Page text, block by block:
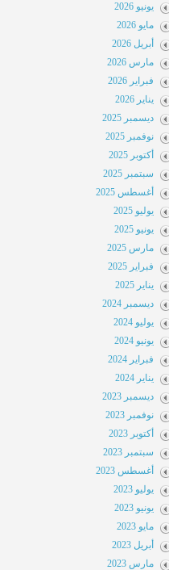
يونيو 2026
مايو 2026
أبريل 2026
مارس 2026
فبراير 2026
يناير 2026
ديسمبر 2025
نوفمبر 2025
أكتوبر 2025
سبتمبر 2025
أغسطس 2025
يوليو 2025
يونيو 2025
مارس 2025
فبراير 2025
يناير 2025
ديسمبر 2024
يوليو 2024
يونيو 2024
فبراير 2024
يناير 2024
ديسمبر 2023
نوفمبر 2023
أكتوبر 2023
سبتمبر 2023
أغسطس 2023
يوليو 2023
يونيو 2023
مايو 2023
أبريل 2023
مارس 2023